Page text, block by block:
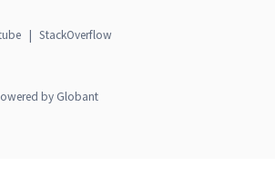
| StackOverflow
by Globant